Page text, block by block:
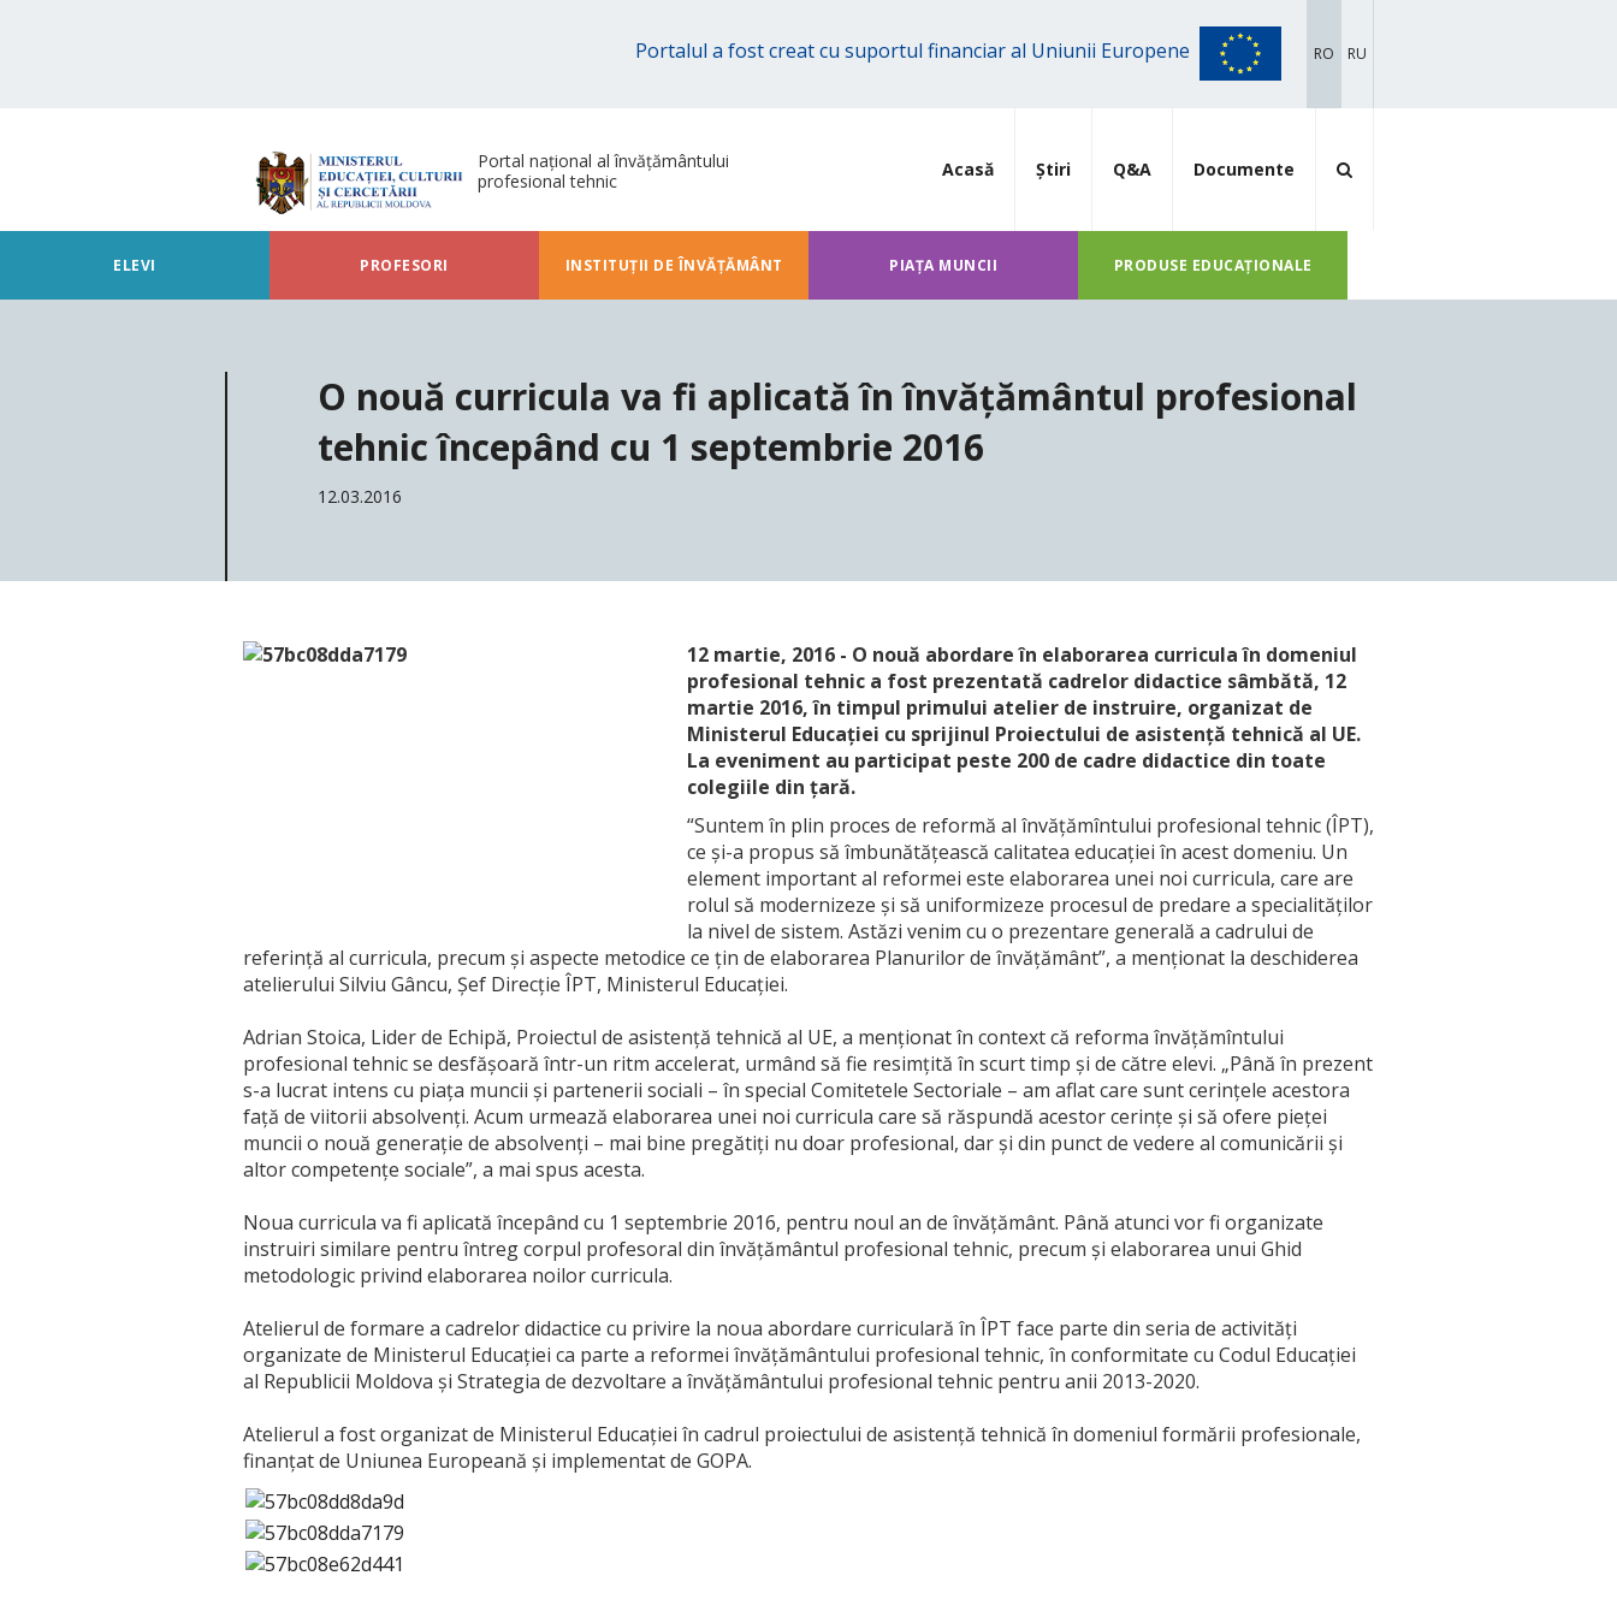
Portalul a fost creat cu suportul financiar al Uniunii Europene RO RU
Portal național al învățământului
profesional tehnic
Acasă Știri Q&A Documente
ELEVI PROFESORI INSTITUȚII DE ÎNVĂȚĂMÂNT PIAȚA MUNCII PRODUSE EDUCAȚIONALE
O nouă curricula va fi aplicată în învățământul profesional
tehnic începând cu 1 septembrie 2016
12.03.2016
12 martie, 2016 - O nouă abordare în elaborarea curricula în domeniul
profesional tehnic a fost prezentată cadrelor didactice sâmbătă, 12
martie 2016, în timpul primului atelier de instruire, organizat de
Ministerul Educației cu sprijinul Proiectului de asistență tehnică al UE.
La eveniment au participat peste 200 de cadre didactice din toate
colegiile din țară.
“Suntem în plin proces de reformă al învățămîntului profesional tehnic (ÎPT),
ce și-a propus să îmbunătățească calitatea educației în acest domeniu. Un
element important al reformei este elaborarea unei noi curricula, care are
rolul să modernizeze și să uniformizeze procesul de predare a specialităților
la nivel de sistem. Astăzi venim cu o prezentare generală a cadrului de
referință al curricula, precum și aspecte metodice ce țin de elaborarea Planurilor de învățământ”, a menționat la deschiderea
atelierului Silviu Gâncu, Șef Direcție ÎPT, Ministerul Educației.
Adrian Stoica, Lider de Echipă, Proiectul de asistență tehnică al UE, a menționat în context că reforma învățămîntului
profesional tehnic se desfășoară într-un ritm accelerat, urmând să fie resimțită în scurt timp și de către elevi. „Până în prezent
s-a lucrat intens cu piața muncii și partenerii sociali – în special Comitetele Sectoriale – am aflat care sunt cerințele acestora
față de viitorii absolvenți. Acum urmează elaborarea unei noi curricula care să răspundă acestor cerințe și să ofere pieței
muncii o nouă generație de absolvenți – mai bine pregătiți nu doar profesional, dar și din punct de vedere al comunicării și
altor competențe sociale”, a mai spus acesta.
Noua curricula va fi aplicată începând cu 1 septembrie 2016, pentru noul an de învățământ. Până atunci vor fi organizate
instruiri similare pentru întreg corpul profesoral din învățământul profesional tehnic, precum și elaborarea unui Ghid
metodologic privind elaborarea noilor curricula.
Atelierul de formare a cadrelor didactice cu privire la noua abordare curriculară în ÎPT face parte din seria de activități
organizate de Ministerul Educației ca parte a reformei învățământului profesional tehnic, în conformitate cu Codul Educației
al Republicii Moldova și Strategia de dezvoltare a învățământului profesional tehnic pentru anii 2013-2020.
Atelierul a fost organizat de Ministerul Educației în cadrul proiectului de asistență tehnică în domeniul formării profesionale,
finanțat de Uniunea Europeană și implementat de GOPA.